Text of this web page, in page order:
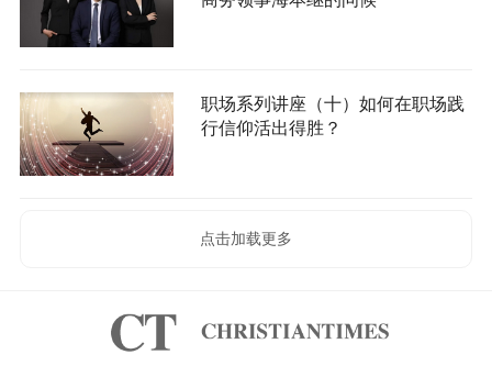
职场系列讲座（十）如何在职场践
行信仰活出得胜？
点击加载更多